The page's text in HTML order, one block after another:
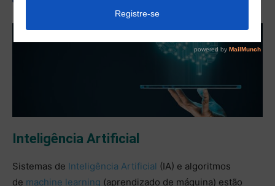
Inteligência Artificial
Sistemas de Inteligência Artificial (IA) e algoritmos
de machine learning (aprendizado de máquina) estão